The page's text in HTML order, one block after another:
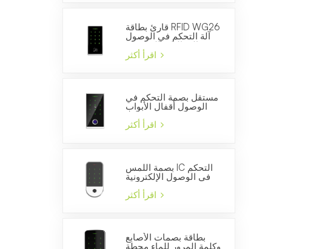
قارئ بطاقة RFID WG26
آلة التحكم في الوصول
إلى الباب المستقلة
مستقل بصمة التحكم في
الوصول أقفال الأبواب
WG26 قارئ بطاقة الهوية
بصمة اللمس IC التحكم
في الوصول الإلكترونية
قفل الباب بوابة فتاحة
الذكية قارئ لوحة المفاتيح
بطاقة بصمات الأصابع
وكلمة المرور للماء محطة